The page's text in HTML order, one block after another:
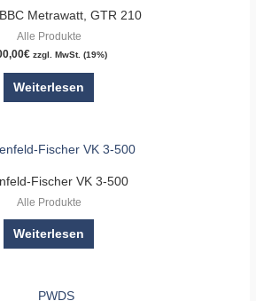
Metrawatt, GTR 210
Alle Produkte
€ zzgl. MwSt. (19%)
Weiterlesen
Fischer VK 3-500
Alle Produkte
Weiterlesen